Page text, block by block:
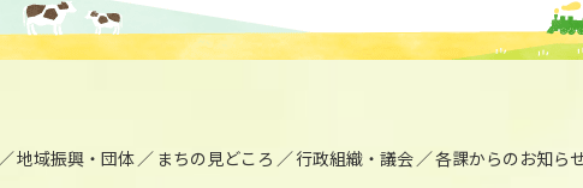
地域振興・団体 まちの見どころ 行政組織・議会 各課からのお知ら